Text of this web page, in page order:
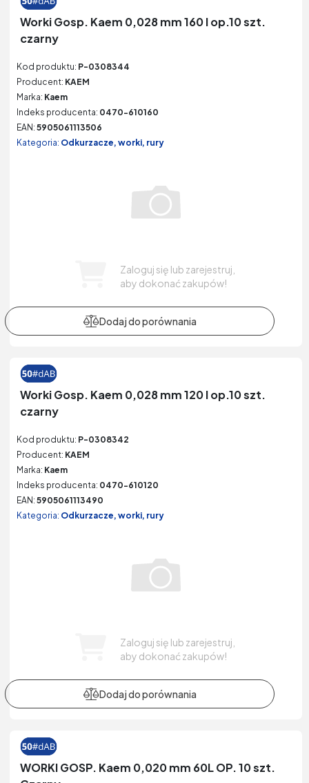
Worki Gosp. Kaem 0,028 mm 160 l op.10 szt.
czarny
Kod produktu: P-0308344
Producent: KAEM
Marka: Kaem
Indeks producenta: 0470-610160
EAN: 5905061113506
Kategoria: Odkurzacze, worki, rury
Zaloguj się lub zarejestruj,
aby dokonać zakupów!
Worki Gosp. Kaem 0,028 mm 120 l op.10 szt.
czarny
Kod produktu: P-0308342
Producent: KAEM
Marka: Kaem
Indeks producenta: 0470-610120
EAN: 5905061113490
Kategoria: Odkurzacze, worki, rury
Zaloguj się lub zarejestruj,
aby dokonać zakupów!
WORKI GOSP. Kaem 0,020 mm 60L OP. 10 szt.